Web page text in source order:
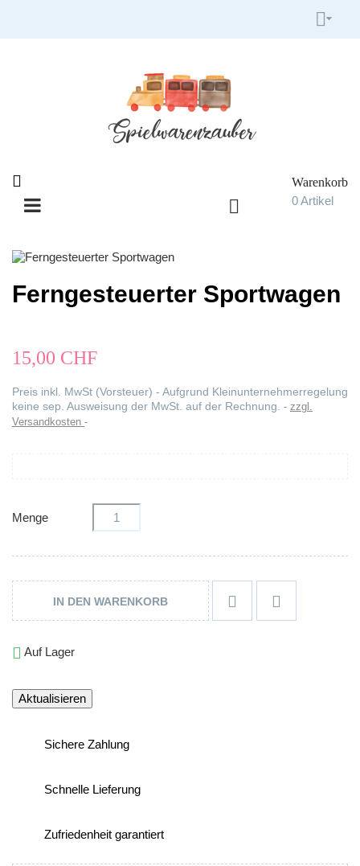

Warenkorb
0Artikel


Navigation
Ferngesteuerter Sportwagen
15,00 CHF
Preis inkl. MwSt (Vorsteuer) - Aufgrund Kleinunternehmerregelung
keine sep. Ausweisung der MwSt. auf der Rechnung.
zzgl.
Versandkosten
Menge
IN DEN WARENKORB  
 Auf Lager
Sichere Zahlung
Schnelle Lieferung
Zufriedenheit garantiert